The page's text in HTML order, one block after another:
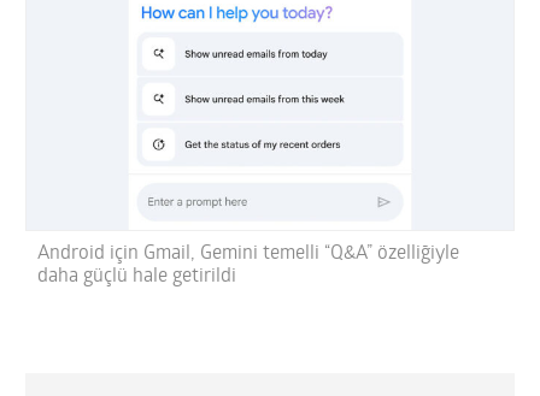
Android için Gmail, Gemini temelli “Q&A” özelliğiyle
daha güçlü hale getirildi